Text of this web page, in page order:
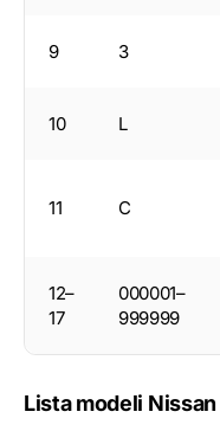
9 3
10 L
11 C
12–
17
000001–
999999
Lista modeli Nissan